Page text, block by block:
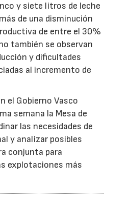
y siete litros de leche
de una disminución
de entre el 30%
también se observan
y dificultades
al incremento de
el Gobierno Vasco
semana la Mesa de
las necesidades de
y analizar posibles
conjunta para
explotaciones más